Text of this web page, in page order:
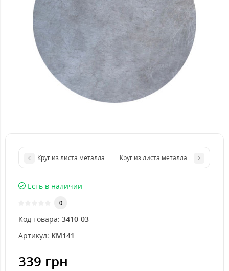
Круг из листа металла d 300 мм диаметр толщина 2 мм
Круг из листа металла d 500 мм
Есть в наличии
0
Код товара: 3410-03
Артикул: KM141
339 грн